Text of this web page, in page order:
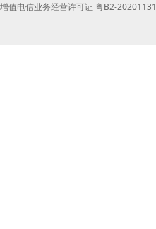
增值电信业务经营许可证 粤B2-20201131